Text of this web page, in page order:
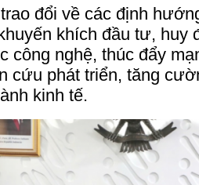
đổi về các định
khích đầu tư, huy
công nghệ, thúc đẩy
cứu phát triển, tăng
kinh tế.